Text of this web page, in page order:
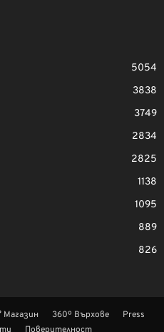
5054
3838
3749
2834
2825
1138
1095
889
826
Магазин 360º Върхове
Press